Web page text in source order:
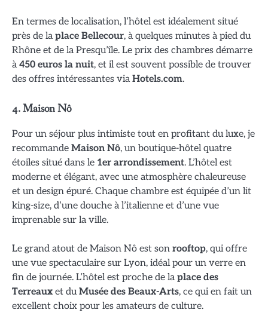
En termes de localisation, l’hôtel est idéalement situé
près de laplace Bellecour, à quelques minutes à pied du
Rhône et de la Presqu’île. Le prix des chambres démarre
à450 euros la nuit, et il est souvent possible de trouver
des offres intéressantes viaHotels.com.
4.Maison Nô
Pour un séjour plus intimiste tout en profitant du luxe, je
recommande Maison Nô, un boutique-hôtel quatre
étoiles situé dans le 1er arrondissement. L’hôtel est
moderne et élégant, avec une atmosphère chaleureuse
et un design épuré. Chaque chambre est équipée d’un lit
king-size, d’une douche à l’italienne et d’une vue
imprenable sur la ville.
Le grand atout de Maison Nô est son rooftop, qui offre
une vue spectaculaire sur Lyon, idéal pour un verre en
fin de journée. L’hôtel est proche de laplace des
Terreaux et duMusée des Beaux-Arts, ce qui en fait un
excellent choix pour les amateurs de culture.